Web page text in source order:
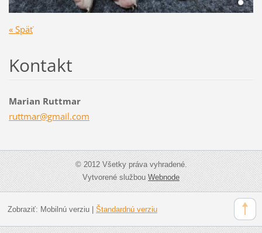
« Späť
Kontakt
Marian Ruttmar
ruttmar@gmail.com
© 2012 Všetky práva vyhradené.
Vytvorené službouWebnode
Zobraziť: Mobilnú verziu| Štandardnú verziu